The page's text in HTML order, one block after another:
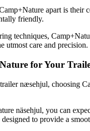
apart is
friendly.
techniques,
utmost care and precision.
for Your
næsehjul, choosing
näsehjul, you can
to provide a